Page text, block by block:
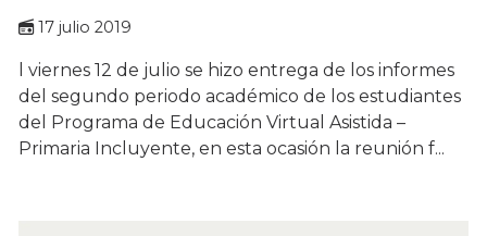
17 julio 2019
l viernes 12 de julio se hizo entrega de los informes
del segundo periodo académico de los estudiantes
del Programa de Educación Virtual Asistida –
Primaria Incluyente, en esta ocasión la reunión f...